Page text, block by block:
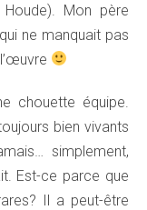
Mon père
ne manquait pas
chouette équipe.
bien vivants
simplement,
Est-ce parce que
Il a peut-être